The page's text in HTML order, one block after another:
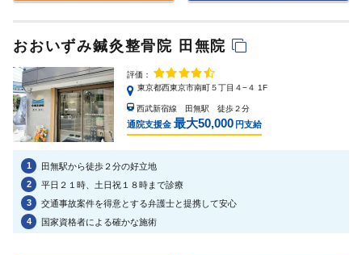
おおいずみ鍼灸整骨院 田無院
評価：
東京都西東京市南町５丁目４−４ 1F
西武新宿線 田無駅 徒歩２分
通院支援金 最大50,000 円支給
1
田無駅から徒歩２分の好立地
2
平日２１時、土日祝１８時まで診療
3
交通事故案件を得意とする弁護士と提携して安心
4
国家資格者による確かな施術